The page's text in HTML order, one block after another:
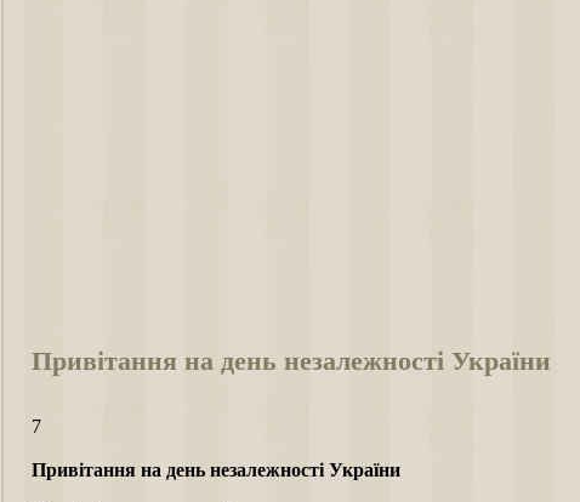
Привітання на день незалежності України
7
Привітання на день незалежності України